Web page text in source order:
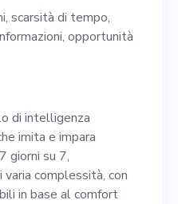
guida del
modello di
di
nella
scarsità di tempo,
opportunità
di intelligenza
imita e impara
giorni su 7,
complessità, con
in base al comfort